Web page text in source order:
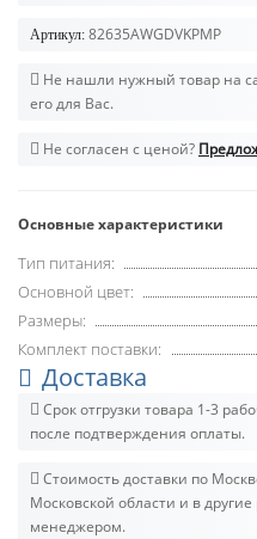
Артикул: 82635AWGDVKPMP
Не нашли нужный товар на
его для Вас.
Не согласен с ценой?
Основные характеристики
Тип питания:
Основной цвет:
Размеры:
Комплект поставки:
Доставка
Срок отгрузки товара 1-3
после подтверждения оплаты.
Стоимость доставки по
Московской области и в
менеджером.